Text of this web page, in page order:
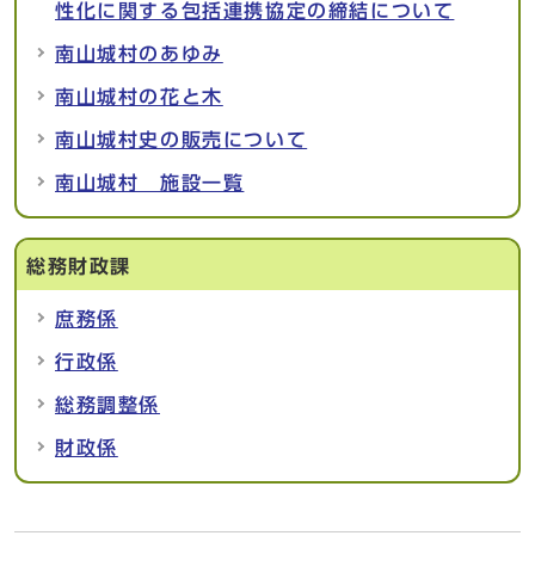
性化に関する包括連携協定の締結について
南山城村のあゆみ
南山城村の花と木
南山城村史の販売について
南山城村 施設一覧
総務財政課
庶務係
行政係
総務調整係
財政係